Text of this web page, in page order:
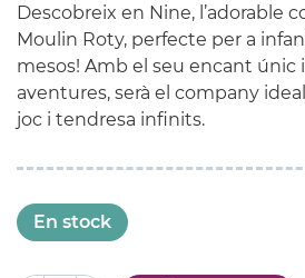
Descobreix en Nine, l’adorable
Moulin Roty, perfecte per a
mesos! Amb el seu encant únic
aventures, serà el company
joc i tendresa infinits.
En stock